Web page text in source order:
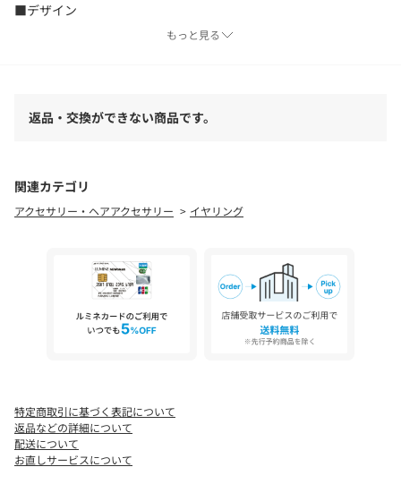
■デザイン
異なる2本のコンビで、上品さとモード感を両立したイヤカフ。
・ご使用後は柔らかい布で汗や皮脂をやさしくふき取り、酸化を
防ぐために、なるべく空気に触れないように保管してください。
・アクセサリーは長時間付けず、汗をかいたらこまめに外してく
【注意事項】
※化粧品や香水、洗剤、温泉、海水、紫外線などはジュエリーを
傷める可能性がありますので、ご注意ください。
※商品を使用前に、タグ等に記載されている「取り扱い上の注意
書き」、「洗濯表示」を必ずご確認ください。
※商品画像は、光の当たり具合やパソコンなどの閲覧環境によ
もっと見る
返品・交換ができない商品です。
関連カテゴリ
アクセサリー・ヘアアクセサリー イヤリング
特定商取引に基づく表記について
返品などの詳細について
配送について
お直しサービスについて